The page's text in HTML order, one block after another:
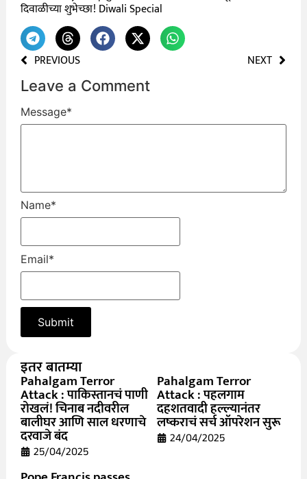
दिवाळीच्या शुभेच्छा! Diwali Special
PREVIOUS NEXT
Leave a Comment
Message*
Name*
Email*
इतर बातम्या
Pahalgam Terror
Attack : पाकिस्तानचं पाणी
रोखलं! चिनाब नदीवरील
बालीघर आणि साल धरणाचे
दरवाजे बंद
25/04/2025
Pahalgam Terror
Attack : पहलगाम
दहशतवादी हल्ल्यानंतर
लष्कराचं सर्च ऑपरेशन सुरू
24/04/2025